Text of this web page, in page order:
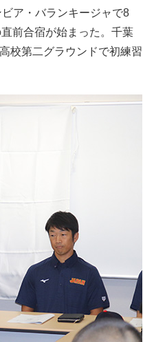
ア・バランキージャで8
前合宿が始まった。千葉
校第二グラウンドで初練習